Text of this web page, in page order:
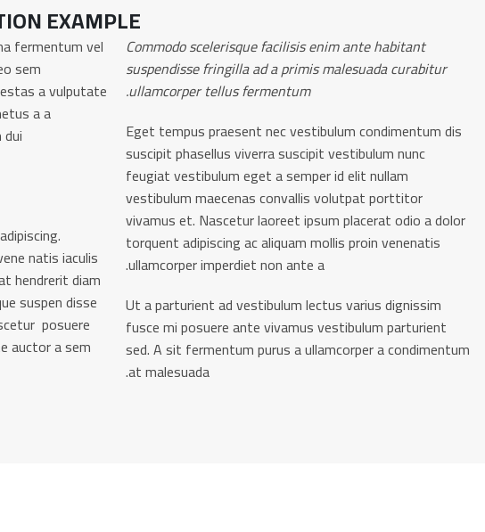
EXAMPLE
Commodo scelerisque facilisis enim ante habitant
suspendisse fringilla ad a primis malesuada curabitur
ullamcorper tellus fermentum.
Eget tempus praesent nec vestibulum condimentum dis
suscipit phasellus viverra suscipit vestibulum nunc
feugiat vestibulum eget a semper id elit nullam
vestibulum maecenas convallis volutpat porttitor
vivamus et. Nascetur laoreet ipsum placerat odio a dolor
torquent adipiscing ac aliquam mollis proin venenatis
ullamcorper imperdiet non ante a.
Ut a parturient ad vestibulum lectus varius dignissim
fusce mi posuere ante vivamus vestibulum parturient
sed. A sit fermentum purus a ullamcorper a condimentum
at malesuada.
fermentum vel
sem
a vulputate
a a
natis iaculis
hendrerit diam
suspen disse
posuere
auctor a sem